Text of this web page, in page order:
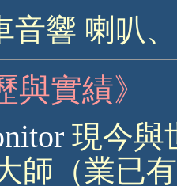
音響 喇叭
與實績》
現今與
師（業已